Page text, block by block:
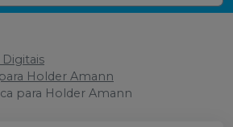
Holder Amann
para Holder Amann